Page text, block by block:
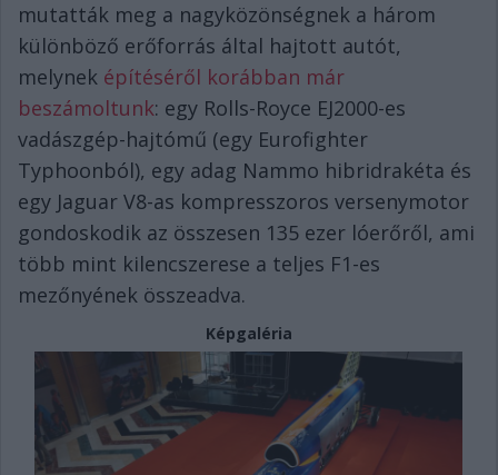
mutatták meg a nagyközönségnek a három
különböző erőforrás által hajtott autót,
melynek építéséről korábban már
beszámoltunk: egy Rolls-Royce EJ2000-es
vadászgép-hajtómű (egy Eurofighter
Typhoonból), egy adag Nammo hibridrakéta és
egy Jaguar V8-as kompresszoros versenymotor
gondoskodik az összesen 135 ezer lóerőről, ami
több mint kilencszerese a teljes F1-es
mezőnyének összeadva.
Képgaléria